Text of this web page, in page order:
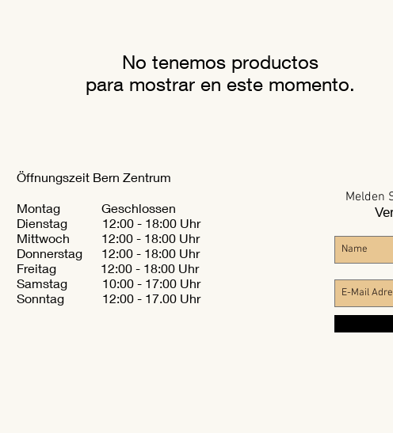
No tenemos productos
para mostrar en este momento.
Öffnungszeit Bern Zentrum
Montag Geschlossen
Dienstag 12:00 - 18:00 Uhr
Mittwoch 12:00 - 18:00 Uhr
Donnerstag 12:00 - 18:00 Uhr
Freitag 12:00 - 18:00 Uhr
Samstag 10:00 - 17:00 Uhr
Sonntag 12:00 - 17.00 Uhr
Melden